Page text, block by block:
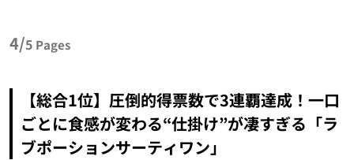
4/5 Pages
【総合1位】圧倒的得票数で3連覇達成！一口
ごとに食感が変わる“仕掛け”が凄すぎる「ラ
ブポーションサーティワン」